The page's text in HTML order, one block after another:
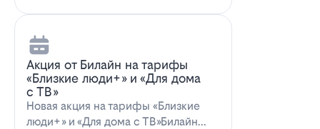
Акция от Билайн на тарифы
«Близкие люди+» и «Для дома
с ТВ»
Новая акция на тарифы «Близкие
люди+» и «Для дома с ТВ»Билайн